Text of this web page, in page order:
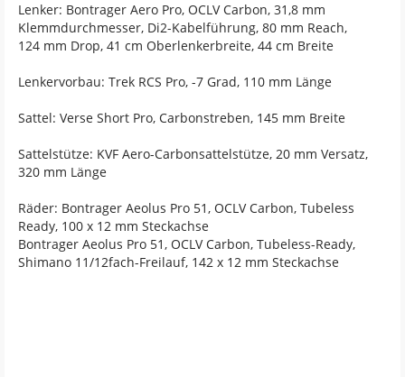
Lenker: Bontrager Aero Pro, OCLV Carbon, 31,8 mm
Klemmdurchmesser, Di2-Kabelführung, 80 mm Reach,
124 mm Drop, 41 cm Oberlenkerbreite, 44 cm Breite
Lenkervorbau: Trek RCS Pro, -7 Grad, 110 mm Länge
Sattel: Verse Short Pro, Carbonstreben, 145 mm Breite
Sattelstütze: KVF Aero-Carbonsattelstütze, 20 mm Versatz,
320 mm Länge
Räder: Bontrager Aeolus Pro 51, OCLV Carbon, Tubeless
Ready, 100 x 12 mm Steckachse
Bontrager Aeolus Pro 51, OCLV Carbon, Tubeless-Ready,
Shimano 11/12fach-Freilauf, 142 x 12 mm Steckachse